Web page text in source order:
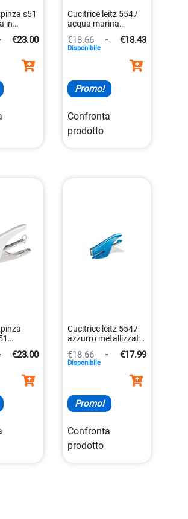
s51
in
€23.00
Cucitrice leitz 5547
acqua marina
design ergonomico
4002432103263
€18.66 - €18.43
Disponibile
Promo!
Confronta
prodotto
€23.00
Cucitrice leitz 5547
azzurro metallizzato
4002432393244
€18.66 - €17.99
Disponibile
Promo!
Confronta
prodotto